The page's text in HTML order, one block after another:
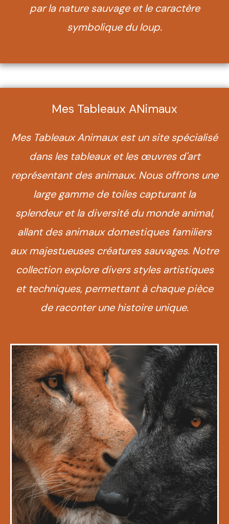
par la nature sauvage et le caractère
symbolique du loup.
Mes Tableaux ANimaux
Mes Tableaux Animaux est un site spécialisé
dans les tableaux et les œuvres d'art
représentant des animaux. Nous offrons une
large gamme de toiles capturant la
splendeur et la diversité du monde animal,
allant des animaux domestiques familiers
aux majestueuses créatures sauvages. Notre
collection explore divers styles artistiques
et techniques, permettant à chaque pièce
de raconter une histoire unique.